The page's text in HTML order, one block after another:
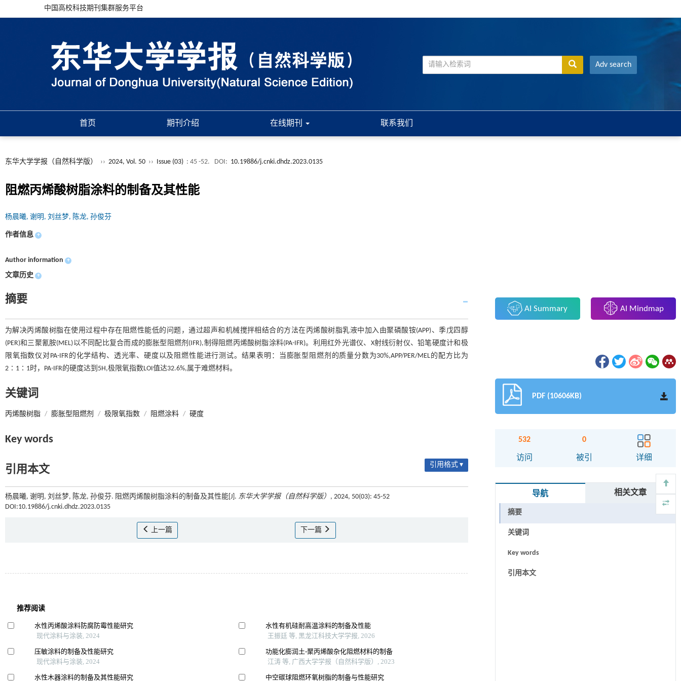
中国高校科技期刊集群服务平台
Adv search
首页 期刊介绍 在线期刊 联系我们
东华大学学报（自然科学版） ›› 2024, Vol. 50 ›› Issue (03) : 45 -52. DOI: 10.19886/j.cnki.dhdz.2023.0135
阻燃丙烯酸树脂涂料的制备及其性能
杨晨曦, 谢明, 刘丝梦, 陈龙, 孙俊芬
作者信息 +
Author information +
文章历史 +
摘要
为解决丙烯酸树脂在使用过程中存在阻燃性能低的问题，通过超声和机械搅拌相结合的方法在丙烯酸树脂乳液中加入由聚磷酸铵(APP)、季戊四醇
(PER)和三聚氰胺(MEL)以不同配比复合而成的膨胀型阻燃剂(IFR),制得阻燃丙烯酸树脂涂料(PA-IFR)。利用红外光谱仪、X射线衍射仪、铅笔硬度计和极
限氧指数仪对PA-IFR的化学结构、透光率、硬度以及阻燃性能进行测试。结果表明：当膨胀型阻燃剂的质量分数为30%,APP/PER/MEL的配方比为
2∶1∶1时，PA-IFR的硬度达到5H,极限氧指数LOI值达32.6%,属于难燃材料。
关键词
丙烯酸树脂 / 膨胀型阻燃剂 / 极限氧指数 / 阻燃涂料 / 硬度
Key words
引用本文 引用格式 ▾
杨晨曦, 谢明, 刘丝梦, 陈龙, 孙俊芬. 阻燃丙烯酸树脂涂料的制备及其性能[J]. 东华大学学报（自然科学版） , 2024, 50(03): 45-52
DOI:10.19886/j.cnki.dhdz.2023.0135
上一篇 下一篇
AI Summary AI Mindmap
PDF (10606KB)
532
访问
0
被引 详细
导航 相关文章
摘要
关键词
Key words
引用本文